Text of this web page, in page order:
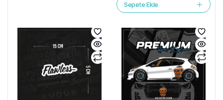
Sepete Ekle